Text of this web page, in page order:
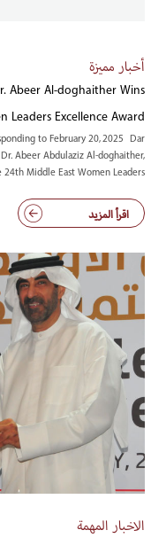
أخبار مميزة
Abeer Al-doghaither Wins
Leaders Excellence Award
to February 20, 2025 Dar
Abeer Abdulaziz Al-doghaither,
Middle East Women Leaders ...
اقرأ المزيد
الاخبار المهمة